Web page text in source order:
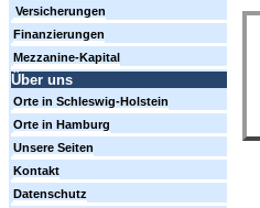
Versicherungen
Finanzierungen
Mezzanine-Kapital
Über uns
Orte in Schleswig-Holstein
Orte in Hamburg
Unsere Seiten
Kontakt
Datenschutz